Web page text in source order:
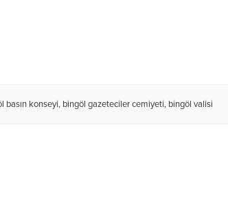
basın konseyi, bingöl gazeteciler cemiyeti, bingöl valisi